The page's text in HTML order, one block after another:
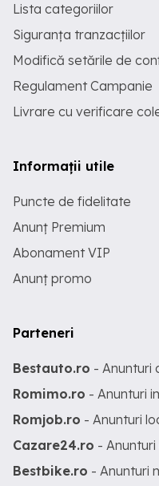
Lista categoriilor
Siguranța tranzacțiilor
Modifică setările de
Regulament Campanie
Livrare cu verificare
Informații utile
Puncte de fidelitate
Anunț Premium
Abonament VIP
Anunț promo
Parteneri
Bestauto.ro - Anunturi
Romimo.ro - Anunturi
Romjob.ro - Anunturi
Cazare24.ro -
Bestbike.ro - Anunturi